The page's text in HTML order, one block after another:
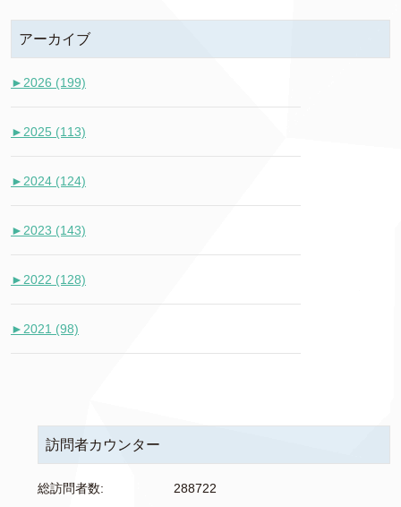
アーカイブ
► 2026 (199)
► 2025 (113)
► 2024 (124)
► 2023 (143)
► 2022 (128)
► 2021 (98)
訪問者カウンター
288722
総訪問者数: